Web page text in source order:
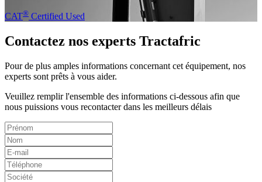
CAT® Certified Used
Contactez nos experts Tractafric
Pour de plus amples informations concernant cet équipement, nos
experts sont prêts à vous aider.
Veuillez remplir l'ensemble des informations ci-dessous afin que
nous puissions vous recontacter dans les meilleurs délais